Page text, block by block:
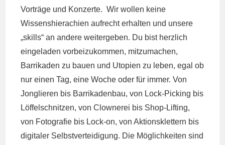
Vorträge und Konzerte. Wir wollen keine
Wissenshierachien aufrecht erhalten und unsere
„skills“ an andere weitergeben. Du bist herzlich
eingeladen vorbeizukommen, mitzumachen,
Barrikaden zu bauen und Utopien zu leben, egal ob
nur einen Tag, eine Woche oder für immer. Von
Jonglieren bis Barrikadenbau, von Lock-Picking bis
Löffelschnitzen, von Clownerei bis Shop-Lifting,
von Fotografie bis Lock-on, von Aktionsklettern bis
digitaler Selbstverteidigung. Die Möglichkeiten sind